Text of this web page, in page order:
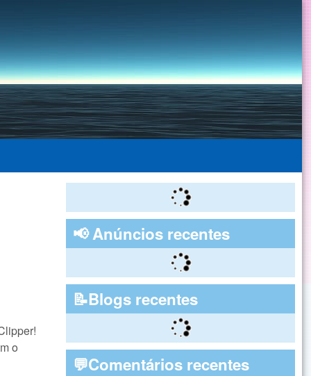
o
📢 Anúncios recentes
📝Blogs recentes
💬Comentários recentes